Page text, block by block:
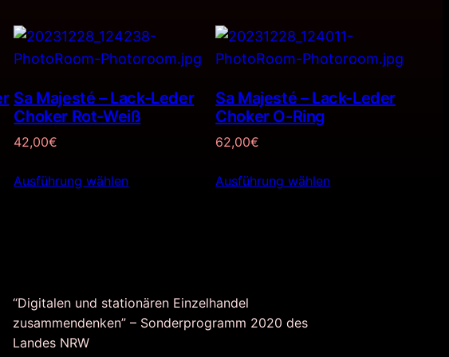
Sa Majesté – Lack-Leder
Choker Rot-Weiß
42,00€
Ausführung wählen
Sa Majesté – Lack-Leder
Choker O-Ring
62,00€
Ausführung wählen
“Digitalen und stationären Einzelhandel
zusammendenken” – Sonderprogramm 2020 des
Landes NRW